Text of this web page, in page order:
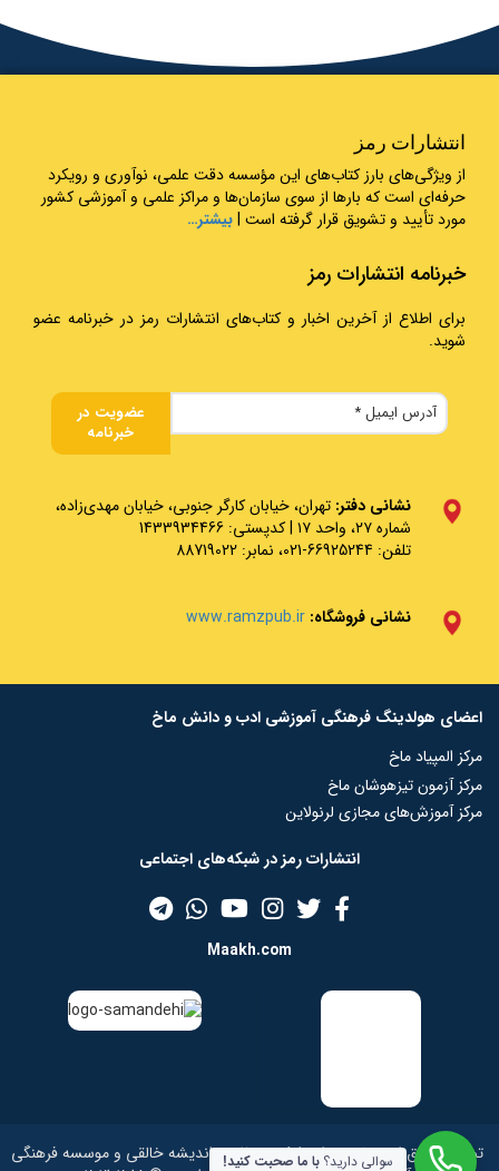
انتشارات رمز
از ویژگی‌های بارز کتاب‌های این مؤسسه دقت علمی، نوآوری و رویکرد
حرفه‌ای است که بارها از سوی سازمان‌ها و مراکز علمی و آموزشی کشور
مورد تأیید و تشویق قرار گرفته است |بیشتر…
خبرنامه انتشارات رمز
برای اطلاع از آخرین اخبار و کتاب‌های انتشارات رمز در خبرنامه عضو
شوید.
نشانی دفتر: تهران، خیابان کارگر جنوبی، خیابان مهدی‌زاده،
شماره ۲۷، واحد ۱۷ | کدپستی: 1433934466
تلفن: 66925244-021، نمابر: 88719022
نشانی فروشگاه: www.ramzpub.ir
اعضای هولدینگ فرهنگی آموزشی ادب و دانش ماخ
مرکز المپیاد ماخ
مرکز آزمون تیزهوشان ماخ
مرکز آموزش‌های مجازی لرنولاین
انتشارات رمز در شبکه‌‌های اجتماعی
Maakh.com
تمامی حقوق این سایت برای شرکت منظومه اندیشه خالقی و موسسه فرهنگی
سوالی دارید؟با ما صحبت کنید!